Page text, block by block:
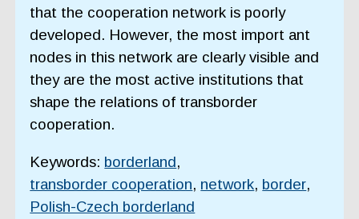
that the cooperation network is poorly
developed. However, the most import ant
nodes in this network are clearly visible and
they are the most active institutions that
shape the relations of transborder
cooperation.
Keywords: borderland,
transborder cooperation, network, border,
Polish-Czech borderland